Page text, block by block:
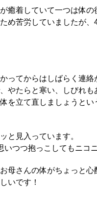
癒着していて一つは体
め苦労していましたが
ってからはしばらく連
やたらと寒い、しびれ
を立て直しましょうと
と見入っています。
つつ抱っこしてもニコニ
母さんの体がちょっと
いです！